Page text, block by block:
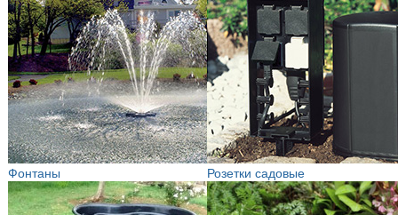
Фонтаны Розетки садовые